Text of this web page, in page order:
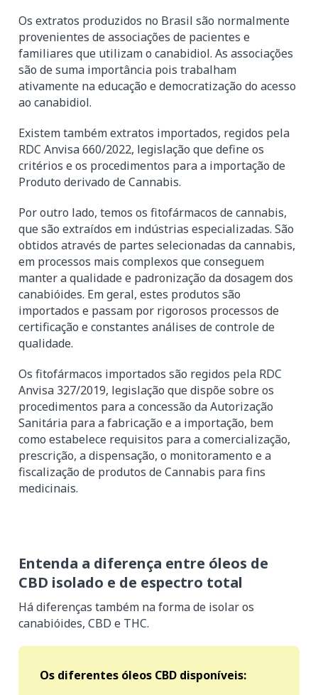
Os extratos produzidos no Brasil são normalmente
provenientes de associações de pacientes e
familiares que utilizam o canabidiol. As associações
são de suma importância pois trabalham
ativamente na educação e democratização do acesso
ao canabidiol.
Existem também extratos importados, regidos pela
RDC Anvisa 660/2022, legislação que define os
critérios e os procedimentos para a importação de
Produto derivado de Cannabis.
Por outro lado, temos os fitofármacos de cannabis,
que são extraídos em indústrias especializadas. São
obtidos através de partes selecionadas da cannabis,
em processos mais complexos que conseguem
manter a qualidade e padronização da dosagem dos
canabióides. Em geral, estes produtos são
importados e passam por rigorosos processos de
certificação e constantes análises de controle de
qualidade.
Os fitofármacos importados são regidos pela RDC
Anvisa 327/2019, legislação que dispõe sobre os
procedimentos para a concessão da Autorização
Sanitária para a fabricação e a importação, bem
como estabelece requisitos para a comercialização,
prescrição, a dispensação, o monitoramento e a
fiscalização de produtos de Cannabis para fins
medicinais.
Entenda a diferença entre óleos de
CBD isolado e de espectro total
Há diferenças também na forma de isolar os
canabióides, CBD e THC.
Os diferentes óleos CBD disponíveis: